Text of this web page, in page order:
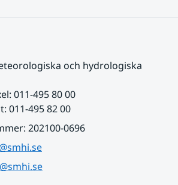
och hydrologiska
011-495 80 00
011-495 82 00
202100-0696